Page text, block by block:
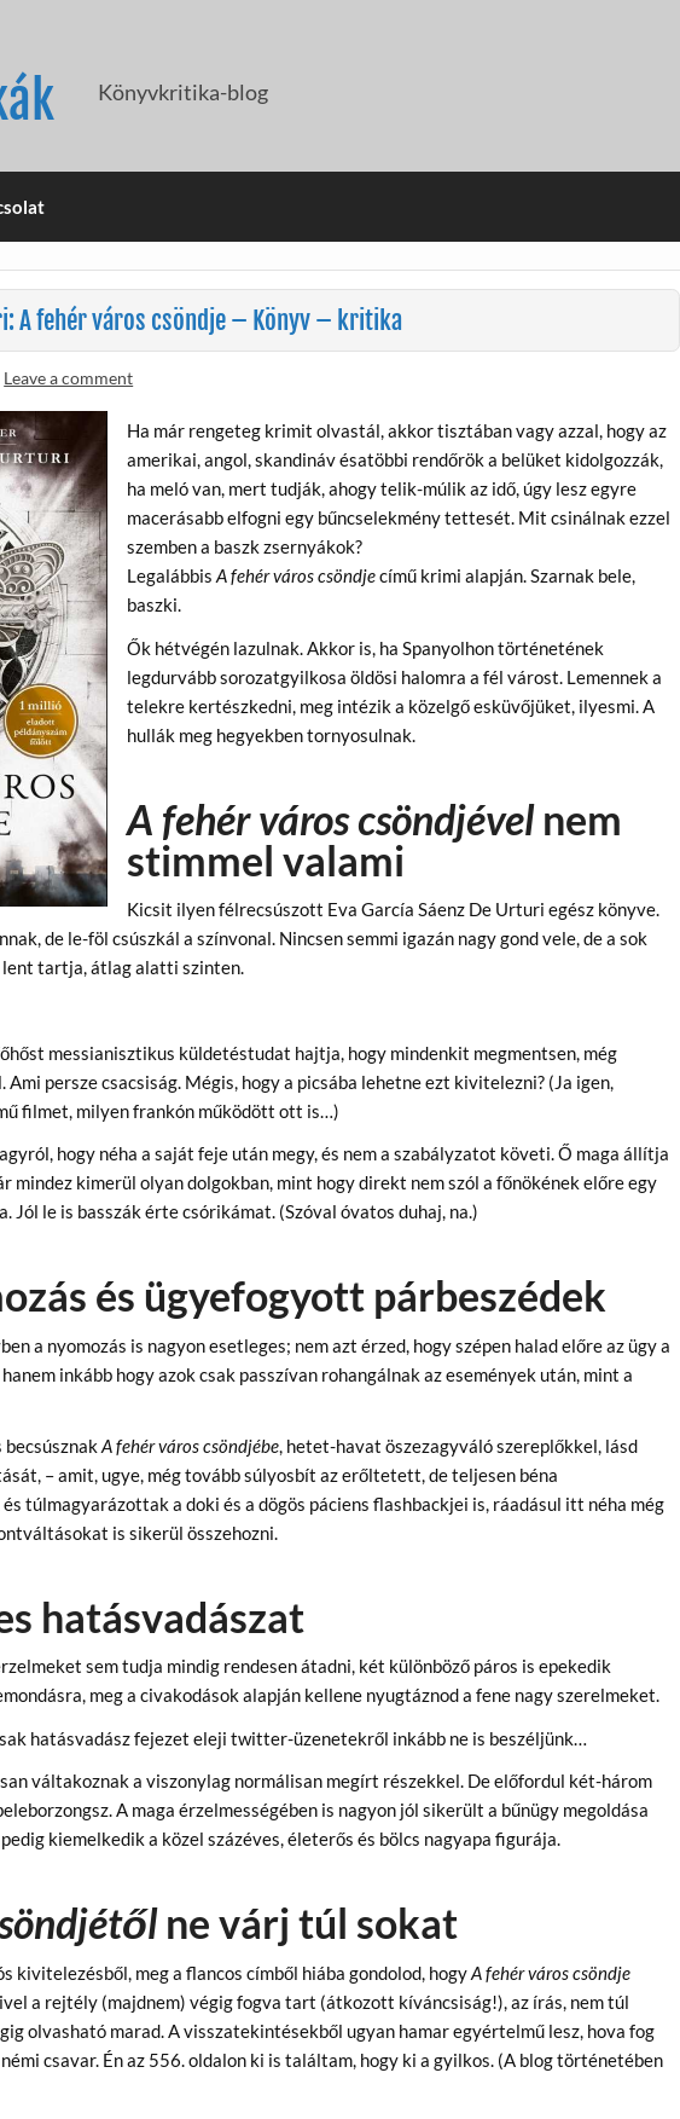
Könyvkritika-blog
A fehér város csöndje – Könyv – kritika
Leave a comment
Ha már rengeteg krimit olvastál, akkor tisztában vagy azzal, hogy az
amerikai, angol, skandináv ésatöbbi rendőrök a belüket kidolgozzák,
ha meló van, mert tudják, ahogy telik-múlik az idő, úgy lesz egyre
macerásabb elfogni egy bűncselekmény tettesét. Mit csinálnak ezzel
szemben a baszk zsernyákok?
Legalábbis A fehér város csöndjecímű krimi alapján. Szarnak bele,
baszki.
Ők hétvégén lazulnak. Akkor is, ha Spanyolhon történetének
legdurvább sorozatgyilkosa öldösi halomra a fél várost. Lemennek a
telekre kertészkedni, meg intézik a közelgő esküvőjüket, ilyesmi. A
hullák meg hegyekben tornyosulnak.
A fehér város csöndjévelnem
stimmel valami
Kicsit ilyen félrecsúszott Eva García Sáenz De Urturi egész könyve.
de le-föl csúszkál a színvonal. Nincsen semmi igazán nagy gond vele, de a sok
tartja, átlag alatti szinten.
messianisztikus küldetéstudat hajtja, hogy mindenkit megmentsen, még
persze csacsiság. Mégis, hogy a picsába lehetne ezt kivitelezni? (Ja igen,
filmet, milyen frankón működött ott is…)
hogy néha a saját feje után megy, és nem a szabályzatot követi. Ő maga állítja
mindez kimerül olyan dolgokban, mint hogy direkt nem szól a főnökének előre egy
Jól le is basszák érte csórikámat. (Szóval óvatos duhaj, na.)
és ügyefogyott párbeszédek
a nyomozás is nagyon esetleges; nem azt érzed, hogy szépen halad előre az ügy a
inkább hogy azok csak passzívan rohangálnak az események után, mint a
becsúsznakA fehér város csöndjébe, hetet-havat öszezagyváló szereplőkkel, lásd
– amit, ugye, még tovább súlyosbít az erőltetett, de teljesen béna
túlmagyarázottak a doki és a dögös páciens flashbackjei is, ráadásul itt néha még
is sikerül összehozni.
hatásvadászat
sem tudja mindig rendesen átadni, két különböző páros is epekedik
meg a civakodások alapján kellene nyugtáznod a fene nagy szerelmeket.
hatásvadász fejezet eleji twitter-üzenetekről inkább ne is beszéljünk…
váltakoznak a viszonylag normálisan megírt részekkel. De előfordul két-három
A maga érzelmességében is nagyon jól sikerült a bűnügy megoldása
kiemelkedik a közel százéves, életerős és bölcs nagyapa figurája.
ne várj túl sokat
kivitelezésből, meg a flancos címből hiába gondolod, hogyA fehér város csöndje
a rejtély (majdnem) végig fogva tart (átkozott kíváncsiság!), az írás, nem túl
olvasható marad. A visszatekintésekből ugyan hamar egyértelmű lesz, hova fog
csavar. Én az 556. oldalon ki is találtam, hogy ki a gyilkos. (A blog történetében